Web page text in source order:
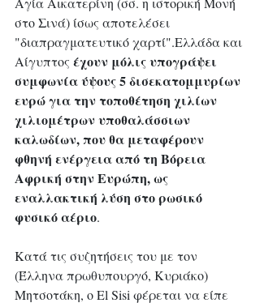
στο Σινά) ίσως αποτελέσει
"διαπραγματευτικό χαρτί".Ελλάδα και
Αίγυπτος έχουν μόλις υπογράψει
συμφωνία ύψους 5 δισεκατομμυρίων
ευρώ για την τοποθέτηση χιλίων
χιλιομέτρων υποθαλάσσιων
καλωδίων, που θα μεταφέρουν
φθηνή ενέργεια από τη Βόρεια
Αφρική στην Ευρώπη, ως
εναλλακτική λύση στο ρωσικό
φυσικό αέριο.
Κατά τις συζητήσεις του με τον
(Έλληνα πρωθυπουργό, Κυριάκο)
Μητσοτάκη, ο El Sisi φέρεται να είπε